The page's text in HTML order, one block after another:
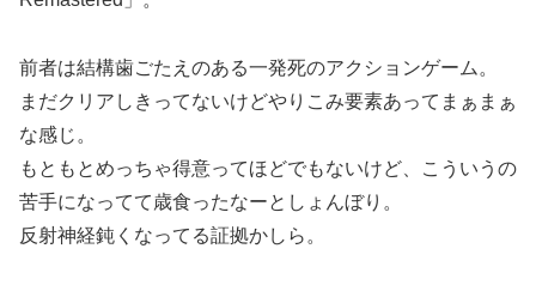
前者は結構歯ごたえのある一発死のアクションゲーム。
まだクリアしきってないけどやりこみ要素あってまぁまぁ
な感じ。
もともとめっちゃ得意ってほどでもないけど、こういうの
苦手になってて歳食ったなーとしょんぼり。
反射神経鈍くなってる証拠かしら。